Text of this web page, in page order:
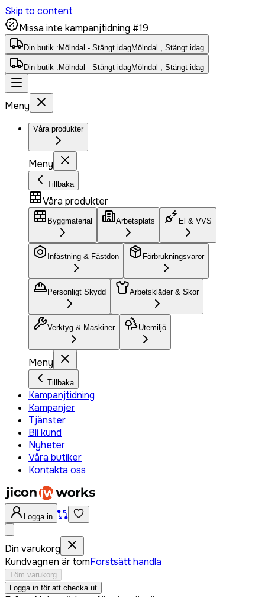
Skip to content
Missa inte kampanjtidning #19
Din butik : Mölndal - Stängt idagMölndal , Stängt idag
Din butik : Mölndal - Stängt idagMölndal , Stängt idag
Meny
Våra produkter
Meny
Tillbaka
Våra produkter
Byggmaterial Arbetsplats El & VVS
Infästning & Fästdon Förbrukningsvaror
Personligt Skydd Arbetskläder & Skor
Verktyg & Maskiner Utemiljö
Meny
Tillbaka
Kampanjtidning
Kampanjer
Tjänster
Bli kund
Nyheter
Våra butiker
Kontakta oss
Logga in
Din varukorg
Kundvagnen är tomForstsätt handla
Töm varukorg
Logga in för att checka ut